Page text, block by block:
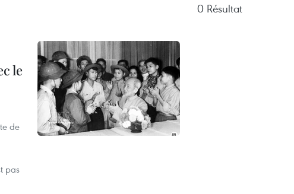
0 Résultat
le
de
pas